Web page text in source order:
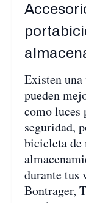
Existen
pueden
como luces
seguridad,
bicicleta de
durante tus
Bontrager,